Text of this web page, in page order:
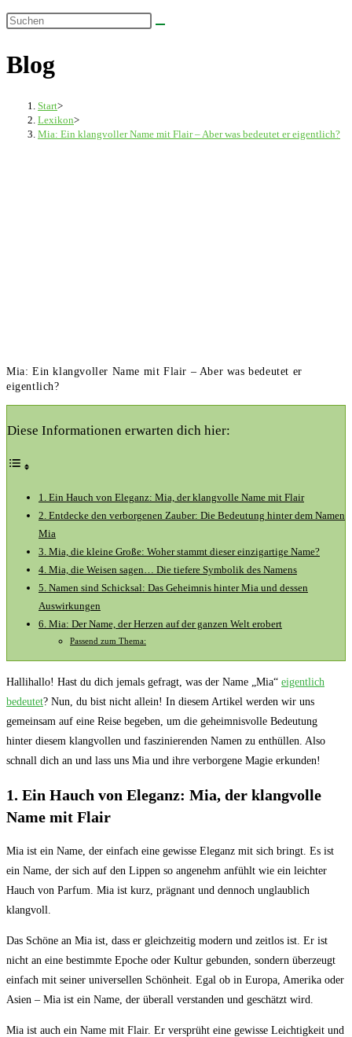
umschalten
Diese
durchsuchen
Blog
Start>
Lexikon>
Mia: Ein klangvoller Name mit Flair – Aber was bedeutet er eigentlich?
Mia: Ein klangvoller Name mit Flair – Aber was bedeutet er
eigentlich?
Diese Informationen erwarten dich hier:
1. Ein Hauch von Eleganz: Mia, der klangvolle Name mit Flair
2. Entdecke den ‌verborgenen Zauber: Die Bedeutung hinter dem Namen
‌Mia
3. Mia, die kleine Große: Woher stammt dieser einzigartige Name?
4.⁣ Mia, ⁤die Weisen sagen… Die tiefere Symbolik ‌des Namens
5. Namen sind Schicksal: Das Geheimnis hinter Mia ‌und dessen
Auswirkungen
6. Mia: Der Name, der Herzen auf‌ der ganzen​ Welt erobert
Passend zum Thema:
Hallihallo! Hast du dich jemals ⁣gefragt, was der Name‍ „Mia“ eigentlich
bedeutet? Nun, du bist nicht⁣ allein! ​In diesem Artikel⁢ werden wir uns
gemeinsam auf eine Reise begeben, um die ‌geheimnisvolle Bedeutung
hinter diesem​ klangvollen und ‌faszinierenden Namen zu enthüllen. Also
schnall ‍dich an⁤ und lass​ uns‌ Mia und ihre verborgene ‌Magie erkunden!
1. Ein Hauch von Eleganz: Mia, der klangvolle
Name mit Flair
Mia ist ​ein Name, der einfach eine gewisse Eleganz ⁤mit ⁤sich bringt. Es ist
ein Name, der sich auf den Lippen so angenehm anfühlt wie ein leichter
Hauch von Parfum. Mia ist kurz, prägnant und dennoch unglaublich
klangvoll.
Das Schöne an Mia⁢ ist, dass er ‌gleichzeitig modern und zeitlos⁢ ist. Er ‌ist
nicht an eine bestimmte Epoche ‌oder Kultur‌ gebunden, sondern überzeugt‍
einfach ⁢mit seiner universellen Schönheit.‌ Egal ob in Europa, Amerika ‌oder‌
Asien – Mia​ ist ein Name, der überall verstanden und geschätzt wird.
Mia ‌ist auch ein Name mit‌ Flair.⁤ Er versprüht eine gewisse Leichtigkeit und